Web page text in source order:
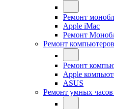
Ремонт
Apple iMac
Ремонт
Ремонт компьютеров
Ремонт
Apple
ASUS
Ремонт умных часов